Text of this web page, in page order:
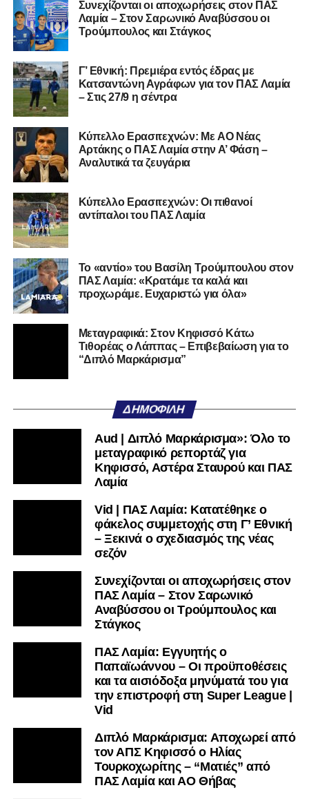
καλοκαίρι και όσα ισχύουν σήμερα, λείπει. Μιλάμε για μία
διοίκηση πρωτοδικείου που πήρε τη καυτή πατάτα
άλλωστε. Δεν μπορούν να υπάρχουν απαιτήσεις.
Η Λαμία μπορεί να επιστρέψει. Έχει τον κόσμο, έχει το
όνομα, έχει τη βάση. Αυτό που δεν έχει και πρέπει να
ξαναβρεί είναι αυτοπεποίθηση. Όχι αλαζονεία.
Αυτοπεποίθηση.
Αν η Λαμία συνεχίσει να μικραίνει τον εαυτό της, δεν θα
χρειαστεί κανείς άλλος να το κάνει.
Όταν αποφασίσει να συνειδητοποιήσει ότι είναι
μεγάλη, τότε η Γ’ Εθνική θα μοιάζει από μόνη της
πολύ μικρή.
Ακολουθήστε τοlamiara.grστοGoogle Newsγια να
μαθαίνετε πρώτοι τα κυανόλευκα νέα στην Ελλάδα και τον
υπόλοιπο κόσμο. Ακολουθήστε το lamiara.gr στο
Facebook, στο
μαθαίνετε σε χρόνο dt όλα τα νέα.
Συνεχίζονται οι αποχωρήσεις στον ΠΑΣ
Λαμία – Στον Σαρωνικό Αναβύσσου οι
Τρούμπουλος και Στάγκος
Γ’ Εθνική: Πρεμιέρα εντός έδρας με
Κατσαντώνη Αγράφων για τον ΠΑΣ Λαμία
– Στις 27/9 η σέντρα
Kύπελλο Ερασιτεχνών: Με AO Nέας
Αρτάκης ο ΠΑΣ Λαμία στην Α’ Φάση –
Αναλυτικά τα ζευγάρια
Κύπελλο Ερασιτεχνών: Οι πιθανοί
αντίπαλοι του ΠΑΣ Λαμία
Το «αντίο» του Βασίλη Τρούμπουλου στον
ΠΑΣ Λαμία: «Κρατάμε τα καλά και
προχωράμε. Ευχαριστώ για όλα»
Μεταγραφικά: Στον Κηφισσό Κάτω
Τιθορέας ο Λάππας – Επιβεβαίωση για το
“Διπλό Μαρκάρισμα”
ΔΗΜΟΦΙΛΉ
Aud | Διπλό Μαρκάρισμα»: Όλο το
μεταγραφικό ρεπορτάζ για
Κηφισσό, Αστέρα Σταυρού και ΠΑΣ
Λαμία
Vid | ΠΑΣ Λαμία: Κατατέθηκε ο
φάκελος συμμετοχής στη Γ’ Εθνική
– Ξεκινά ο σχεδιασμός της νέας
σεζόν
Συνεχίζονται οι αποχωρήσεις στον
ΠΑΣ Λαμία – Στον Σαρωνικό
Αναβύσσου οι Τρούμπουλος και
Στάγκος
ΠΑΣ Λαμία: Εγγυητής ο
Παπαϊωάννου – Οι προϋποθέσεις
και τα αισιόδοξα μηνύματά του για
την επιστροφή στη Super League |
Vid
Διπλό Μαρκάρισμα: Αποχωρεί από
τον ΑΠΣ Κηφισσό ο Ηλίας
Τουρκοχωρίτης – “Ματιές” από
ΠΑΣ Λαμία και ΑΟ Θήβας